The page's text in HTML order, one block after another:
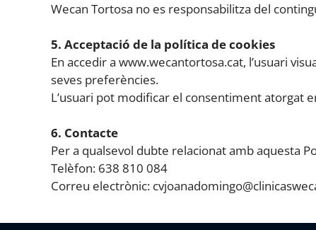
Wecan Tortosa no es responsabilitza del
5. Acceptació de la política de cookies
En accedir a www.wecantortosa.cat, l’usuari
seves preferències.
L’usuari pot modificar el consentiment atorgat
6. Contacte
Per a qualsevol dubte relacionat amb aquesta
Telèfon: 638 810 084
Correu electrònic: